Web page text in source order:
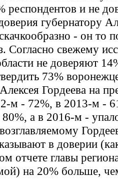
респондентов и не
губернатору
- он то
Согласно свежему
не доверяют
73%
Гордеева на
м - 72%, в 2013-м -
80%, а в 2016-м -
в доверии
отчете главы
на 20% больше,